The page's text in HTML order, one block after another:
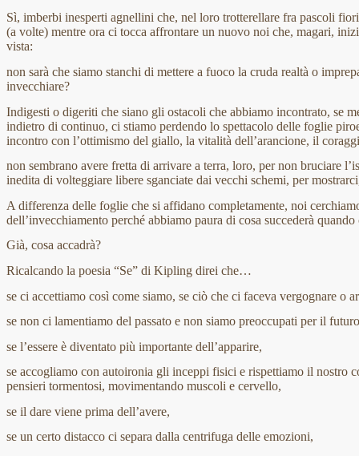
Sì, imberbi inesperti agnellini che, nel loro trotterellare fra pascoli
(a volte) mentre ora ci tocca affrontare un nuovo noi che, magari,
vista:
non sarà che siamo stanchi di mettere a fuoco la cruda realtà o
invecchiare?
Indigesti o digeriti che siano gli ostacoli che abbiamo incontrato, se
indietro di continuo, ci stiamo perdendo lo spettacolo delle foglie
incontro con l’ottimismo del giallo, la vitalità dell’arancione, il
non sembrano avere fretta di arrivare a terra, loro, per non bruciare
inedita di volteggiare libere sganciate dai vecchi schemi, per
A differenza delle foglie che si affidano completamente, noi
dell’invecchiamento perché abbiamo paura di cosa succederà
Già, cosa accadrà?
Ricalcando la poesia “Se” di Kipling direi che…
se ci accettiamo così come siamo, se ciò che ci faceva vergognare o
se non ci lamentiamo del passato e non siamo preoccupati per il
se l’essere è diventato più importante dell’apparire,
se accogliamo con autoironia gli inceppi fisici e rispettiamo il nostro
pensieri tormentosi, movimentando muscoli e cervello,
se il dare viene prima dell’avere,
se un certo distacco ci separa dalla centrifuga delle emozioni,